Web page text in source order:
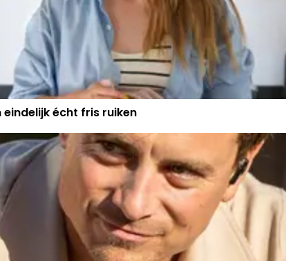
eindelijk écht fris ruiken